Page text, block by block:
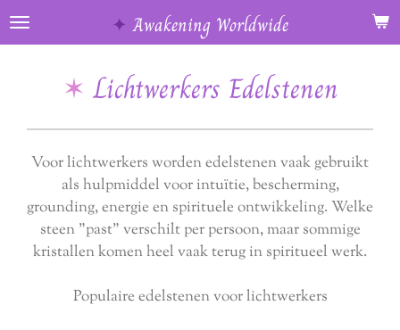
Ga
direct
✦ Awakening Worldwide
✶Lichtwerkers Edelstenen
Voor lichtwerkers worden edelstenen vaak gebruikt
als hulpmiddel voor intuïtie, bescherming,
grounding, energie en spirituele ontwikkeling. Welke
steen "past" verschilt per persoon, maar sommige
kristallen komen heel vaak terug in spiritueel werk.
Populaire edelstenen voor lichtwerkers